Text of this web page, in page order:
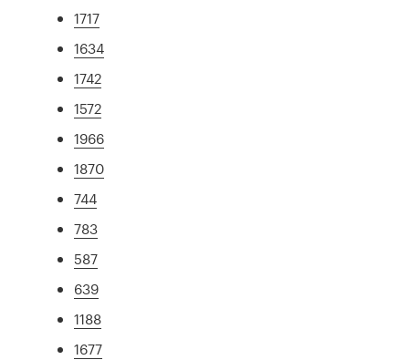
1717
1634
1742
1572
1966
1870
744
783
587
639
1188
1677